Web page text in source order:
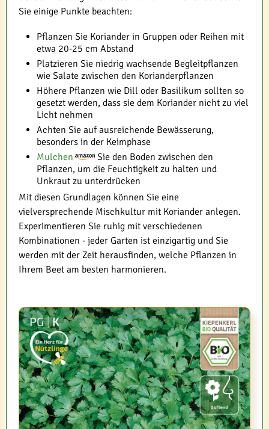
Sie einige Punkte beachten:
Pflanzen Sie Koriander in Gruppen oder Reihen mit
etwa 20-25 cm Abstand
Platzieren Sie niedrig wachsende Begleitpflanzen
wie Salate zwischen den Korianderpflanzen
Höhere Pflanzen wie Dill oder Basilikum sollten so
gesetzt werden, dass sie dem Koriander nicht zu viel
Licht nehmen
Achten Sie auf ausreichende Bewässerung,
besonders in der Keimphase
Mulchen
Sie den Boden zwischen den
Pflanzen, um die Feuchtigkeit zu halten und
Unkraut zu unterdrücken
Mit diesen Grundlagen können Sie eine
vielversprechende Mischkultur mit Koriander anlegen.
Experimentieren Sie ruhig mit verschiedenen
Kombinationen - jeder Garten ist einzigartig und Sie
werden mit der Zeit herausfinden, welche Pflanzen in
Ihrem Beet am besten harmonieren.